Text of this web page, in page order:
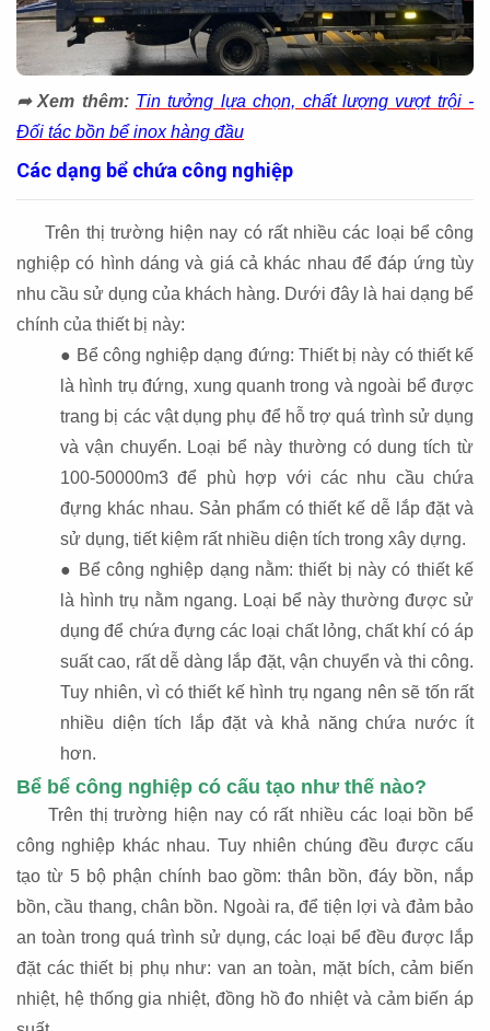
➦ Xem thêm: Tin tưởng lựa chọn, chất lượng vượt trội -
Đối tác bồn bể inox hàng đầu
Các dạng bể chứa công nghiệp
Trên thị trường hiện nay có rất nhiều các loại bể công
nghiệp có hình dáng và giá cả khác nhau để đáp ứng tùy
nhu cầu sử dụng của khách hàng. Dưới đây là hai dạng bể
chính của thiết bị này:
● Bể công nghiệp dạng đứng: Thiết bị này có thiết kế
là hình trụ đứng, xung quanh trong và ngoài bể được
trang bị các vật dụng phụ để hỗ trợ quá trình sử dụng
và vận chuyển. Loại bể này thường có dung tích từ
100-50000m3 để phù hợp với các nhu cầu chứa
đựng khác nhau. Sản phẩm có thiết kế dễ lắp đặt và
sử dụng, tiết kiệm rất nhiều diện tích trong xây dựng.
● Bể công nghiệp dạng nằm: thiết bị này có thiết kế
là hình trụ nằm ngang. Loại bể này thường được sử
dụng để chứa đựng các loại chất lỏng, chất khí có áp
suất cao, rất dễ dàng lắp đặt, vận chuyển và thi công.
Tuy nhiên, vì có thiết kế hình trụ ngang nên sẽ tốn rất
nhiều diện tích lắp đặt và khả năng chứa nước ít
hơn.
Bể bể công nghiệp có cấu tạo như thế nào?
Trên thị trường hiện nay có rất nhiều các loại bồn bể
công nghiệp khác nhau. Tuy nhiên chúng đều được cấu
tạo từ 5 bộ phận chính bao gồm: thân bồn, đáy bồn, nắp
bồn, cầu thang, chân bồn. Ngoài ra, để tiện lợi và đảm bảo
an toàn trong quá trình sử dụng, các loại bể đều được lắp
đặt các thiết bị phụ như: van an toàn, mặt bích, cảm biến
nhiệt, hệ thống gia nhiệt, đồng hồ đo nhiệt và cảm biến áp